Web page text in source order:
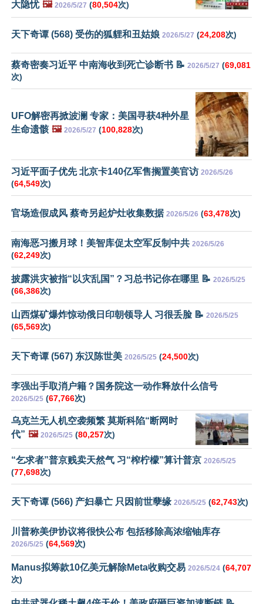
大隐忧 🖼️ 2026/5/27 (80,504次)
天下奇谭 (568) 受伤的狐貍和丑姑娘 2026/5/27 (24,208次)
蔡奇密奏习近平 中南海收到死亡诊断书 📝 2026/5/27 (69,081
次)
UFO解密再掀波澜 专家：美国寻获4种外星
生命遗骸 🖼️ 2026/5/27 (100,828次)
习近平面子优先 北京卡140亿军售搁置美官访 2026/5/26
(64,549次)
官场造假成风 蔡奇另起炉灶收集数据 2026/5/26 (63,478次)
南海恶习搬月球！美智库促太空军反制中共 2026/5/26
(62,249次)
披露洪灾被指“以灾乱国”？习总书记你在哪里 📝 2026/5/25
(66,386次)
山西煤矿爆炸惊动俄日印朝领导人 习很丢脸 📝 2026/5/25
(65,569次)
天下奇谭 (567) 东汉陈世美 2026/5/25 (24,500次)
李强出手取消户籍？国务院这一动作释放什么信号
2026/5/25 (67,766次)
乌克兰无人机空袭频繁 莫斯科陷“断网时
代” 🖼️ 2026/5/25 (80,257次)
“乞求者”普京贱卖天然气 习“榨柠檬”算计普京 2026/5/25
(77,698次)
天下奇谭 (566) 产妇暴亡 只因前世孽缘 2026/5/25 (62,743次)
川普称美伊协议将很快公布 包括移除高浓缩铀库存
2026/5/25 (64,569次)
Manus拟筹款10亿美元解除Meta收购交易 2026/5/24 (64,707
次)